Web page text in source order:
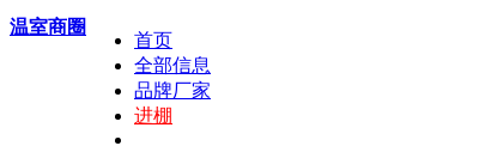
温室商圈
首页
全部信息
品牌厂家
进棚